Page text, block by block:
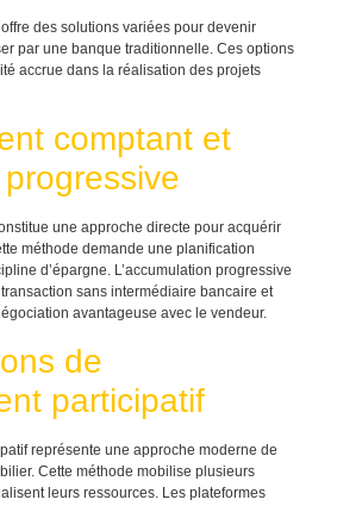
des solutions variées pour devenir
par une banque traditionnelle. Ces options
accrue dans la réalisation des projets
comptant et
progressive
une approche directe pour acquérir
méthode demande une planification
d’épargne. L’accumulation progressive
sans intermédiaire bancaire et
avantageuse avec le vendeur.
de
participatif
représente une approche moderne de
Cette méthode mobilise plusieurs
leurs ressources. Les plateformes